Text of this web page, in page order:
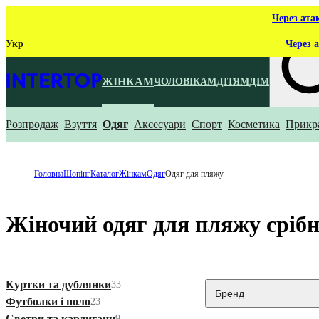
Через
Укр Через
ЖІНКАМЧОЛОВІКАМДІТЯМДІМ
Що ти
Розпродаж Взуття Одяг Аксесуари Спорт Косметика
ГоловнаШопінгКаталогЖінкамОдягОдяг для пляжу
Жіночий одяг для пляжу
Куртки та дублянки33
Футболки і поло23
Бренд